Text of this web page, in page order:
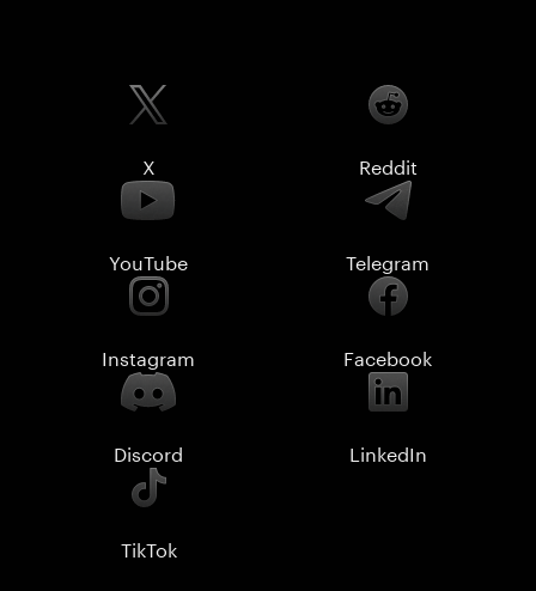
X Reddit
YouTube Telegram
Instagram Facebook
Discord LinkedIn
TikTok